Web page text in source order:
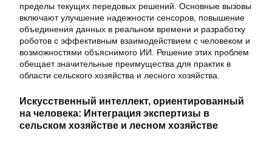
пределы текущих передовых решений. Основные вызовы
включают улучшение надежности сенсоров, повышение
объединения данных в реальном времени и разработку
роботов с эффективным взаимодействием с человеком и
возможностями объяснимого ИИ. Решение этих проблем
обещает значительные преимущества для практик в
области сельского хозяйства и лесного хозяйства.
Искусственный интеллект, ориентированный
на человека: Интеграция экспертизы в
сельском хозяйстве и лесном хозяйстве